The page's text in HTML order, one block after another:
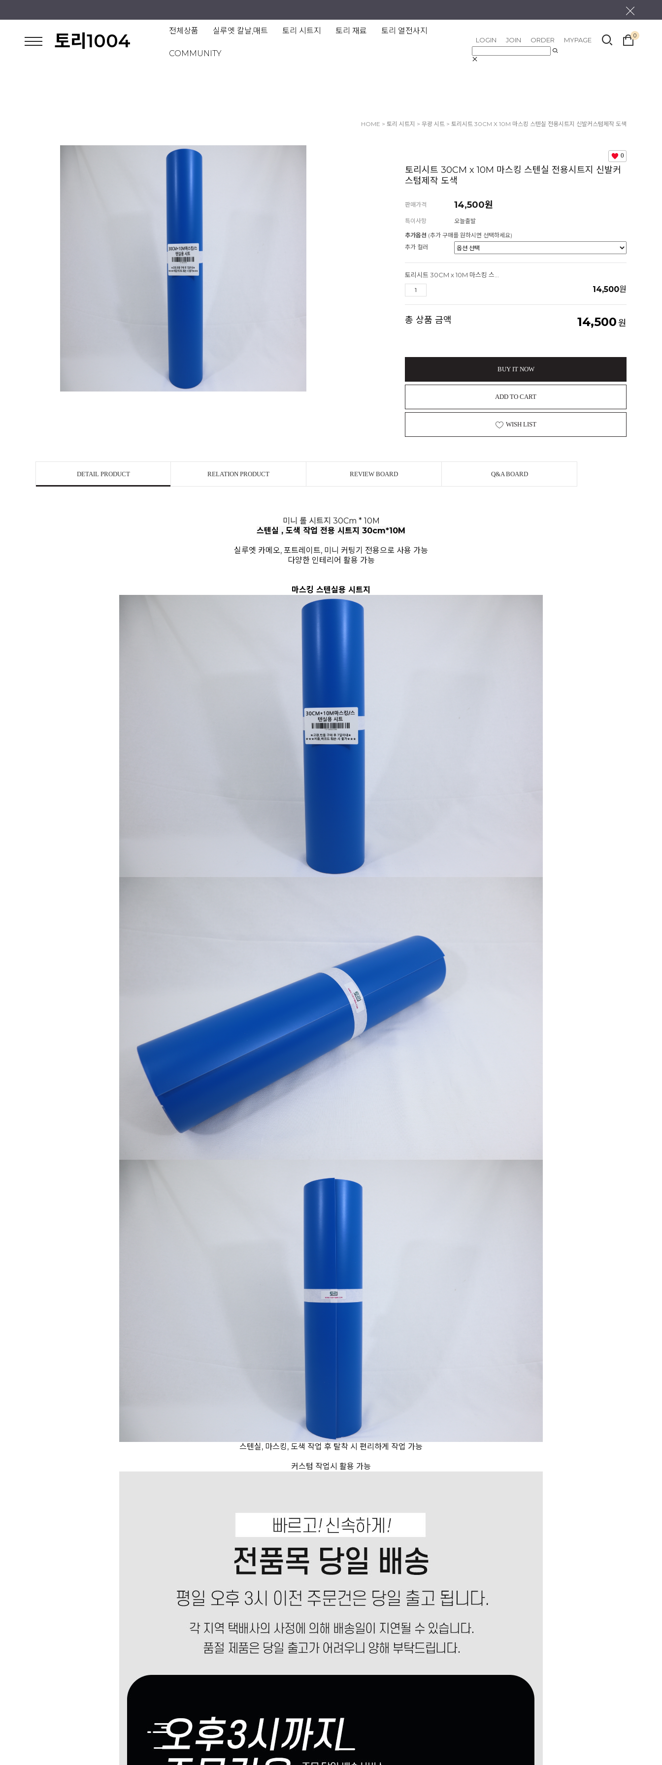
실루엣 칼날,매트
토리 열전사지
토리1004 전체상품 실루엣 칼날,매트 토리 시트지 토리 재료 토리 열전사지
COMMUNITY
LOGIN JOIN ORDER MYPAGE
0
HOME > 토리 시트지 > 무광 시트 > 토리시트 30CM X 10M 마스킹 스텐실 전용시트지 신발커스텀제작 도색
0
토리시트 30CM x 10M 마스킹 스텐실 전용시트지 신발커
스텀제작 도색
판매가격 14,500원
특이사항
오늘출발
추가옵션 (추가 구매를 원하시면 선택하세요)
추가 컬러
14,500원
총 상품 금액 14,500원
BUY IT NOW
ADD TO CART
WISH LIST
DETAIL PRODUCT RELATION PRODUCT REVIEW BOARD Q&A BOARD
미니 롤 시트지 30Cm * 10M
스텐실 , 도색 작업 전용 시트지 30cm*10M
실루엣 카메오, 포트레이트, 미니 커팅기 전용으로 사용 가능
다양한 인테리어 활용 가능
마스킹 스텐실용 시트지
스텐실, 마스킹, 도색 작업 후 탈착 시 편리하게 작업 가능
커스텀 작업시 활용 가능